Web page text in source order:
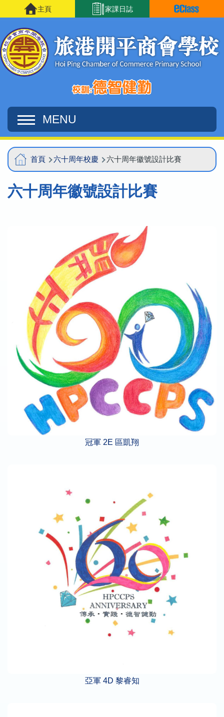
移至主內容 家課日誌
主頁
MENU
Main
navigation
導
航
連
首頁 六十周年校慶 六十周年徽號設計比賽
六十周年徽號設計比賽
冠軍 2E 區凱翔
亞軍 4D 黎睿知